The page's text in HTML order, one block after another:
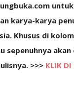
karya-karya
Khusus di
sepenuhnya
>>> KLIK DI